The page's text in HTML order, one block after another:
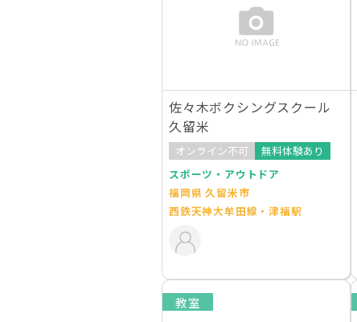
佐々木ボクシングスクール
久留米
オンライン不可
無料体験あり
スポーツ・アウトドア
福岡県 久留米市
西鉄天神大牟田線・津福駅
教室